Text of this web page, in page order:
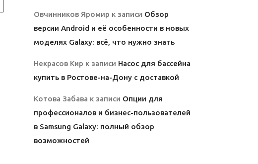
Овчинников Яромир к записи Обзор
версии Android и её особенности в новых
моделях Galaxy: всё, что нужно знать
Некрасов Кир к записи Насос для бассейна
купить в Ростове-на-Дону с доставкой
Котова Забава к записи Опции для
профессионалов и бизнес-пользователей
в Samsung Galaxy: полный обзор
возможностей